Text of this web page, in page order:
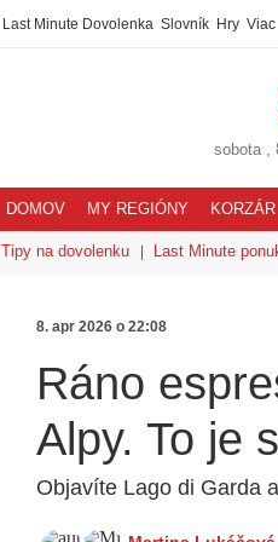
Last Minute Dovolenka Slovník Hry Viac
sobota ,
DOMOV MY REGIÓNY KORZÁR
Tipy na dovolenku Last Minute
8. apr 2026 o 22:08
Ráno
Alpy. To je
Objavíte Lago di Garda